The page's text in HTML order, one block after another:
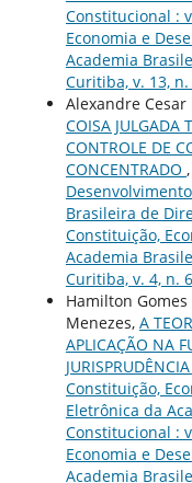
Constitucional :
Economia e
Academia
Curitiba, v. 13,
Alexandre
COISA JULGADA
CONTROLE DE
CONCENTRADO ,
Brasileira de
Constituição,
Academia
Curitiba, v. 4, n.
Hamilton
Menezes, A
APLICAÇÃO NA
Constituição,
Eletrônica da
Constitucional :
Economia e
Academia